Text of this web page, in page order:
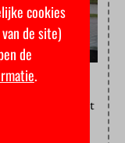
nieuwe
de VU noemt
duurste stukje
cookies
de site)
de
.